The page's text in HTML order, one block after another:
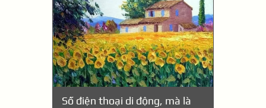
Số điện thoại di động, mà là